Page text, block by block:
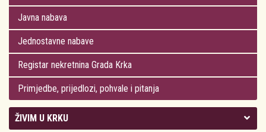
Javna nabava
Jednostavne nabave
Registar nekretnina Grada Krka
Primjedbe, prijedlozi, pohvale i pitanja
ŽIVIM U KRKU